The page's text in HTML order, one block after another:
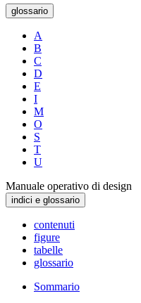
glossario
A
B
C
D
E
I
M
O
S
T
U
Manuale operativo di design
indici e glossario
contenuti
figure
tabelle
glossario
Sommario